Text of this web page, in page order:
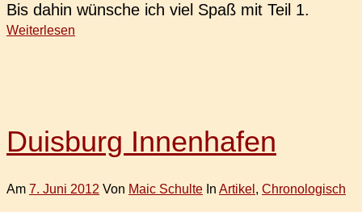
Bis dahin wün­sche ich viel Spaß mit Teil 1.
Weiterlesen
Duisburg Innenhafen
Am 7. Juni 2012 Von Maic Schulte In Artikel , Chronologisch